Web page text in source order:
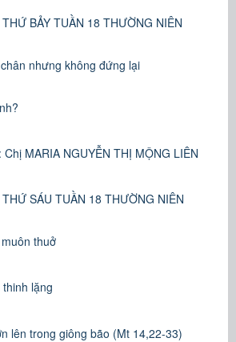
BẢY TUẦN 18 THƯỜNG NIÊN
nhưng không đứng lại
MARIA NGUYỄN THỊ MỘNG LIÊN
SÁU TUẦN 18 THƯỜNG NIÊN
thuở
lặng
lên trong giông bão (Mt 14,22-33)